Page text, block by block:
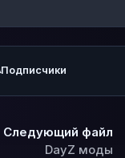
Подписчики
Следующий файл
DayZ моды